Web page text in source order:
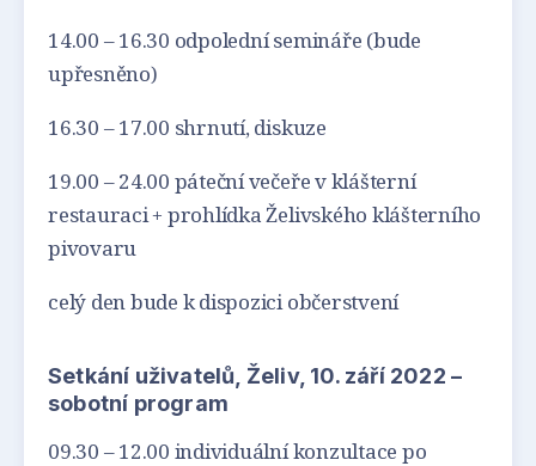
14.00 – 16.30 odpolední semináře (bude
upřesněno)
16.30 – 17.00 shrnutí, diskuze
19.00 – 24.00 páteční večeře v klášterní
restauraci + prohlídka Želivského klášterního
pivovaru
celý den bude k dispozici občerstvení
Setkání uživatelů, Želiv, 10. září 2022 –
sobotní program
09.30 – 12.00 individuální konzultace po